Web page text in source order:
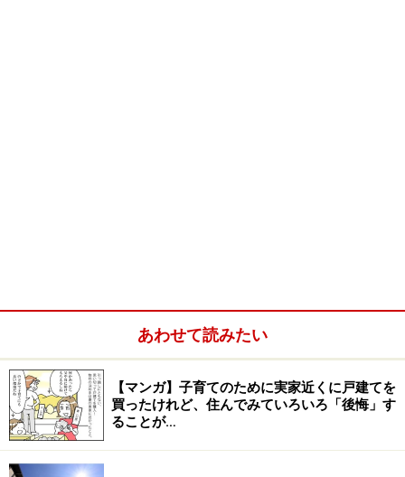
〔2区画に分割する例－1〕
最も簡単な区画割りは、縦に2等分するものです。もと
あわせて読みたい
【マンガ】子育てのために実家近くに戸建てを
買ったけれど、住んでみていろいろ「後悔」す
ることが…